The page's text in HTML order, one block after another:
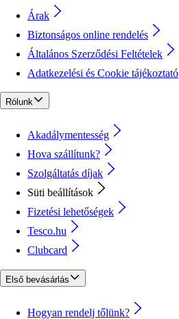
Árak
Biztonságos online rendelés
Általános Szerződési Feltételek
Adatkezelési és Cookie tájékoztató
Rólunk
Akadálymentesség
Hova szállítunk?
Szolgáltatás díjak
Süti beállítások
Fizetési lehetőségek
Tesco.hu
Clubcard
Első bevásárlás
Hogyan rendelj tőlünk?